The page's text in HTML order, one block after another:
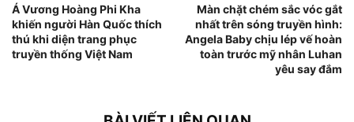
Á Vương Hoàng Phi Kha
khiến người Hàn Quốc thích
thú khi diện trang phục
truyền thống Việt Nam
Màn chặt chém sắc vóc gắt
nhất trên sóng truyền hình:
Angela Baby chịu lép vế hoàn
toàn trước mỹ nhân Luhan
yêu say đắm